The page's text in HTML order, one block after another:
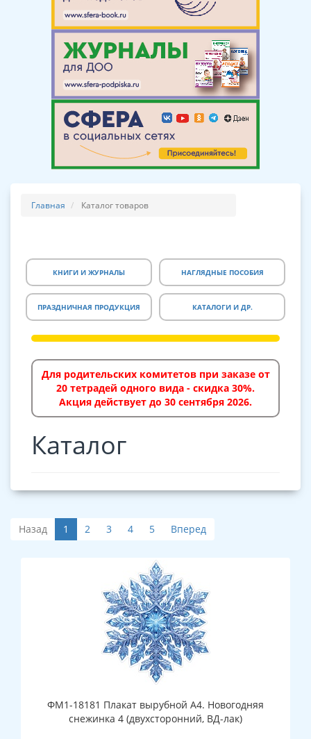
Главная Каталог товаров
КНИГИ И ЖУРНАЛЫ НАГЛЯДНЫЕ ПОСОБИЯ
ПРАЗДНИЧНАЯ ПРОДУКЦИЯ КАТАЛОГИ И ДР.
Для родительских комитетов при заказе от
20 тетрадей одного вида - скидка 30%.
Акция действует до 30 сентября 2026.
Каталог
Назад 1 2 3 4 5 Вперед
ФМ1-18181 Плакат вырубной А4. Новогодняя
снежинка 4 (двухсторонний, ВД-лак)